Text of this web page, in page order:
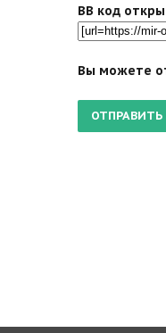
BB код
Вы можете